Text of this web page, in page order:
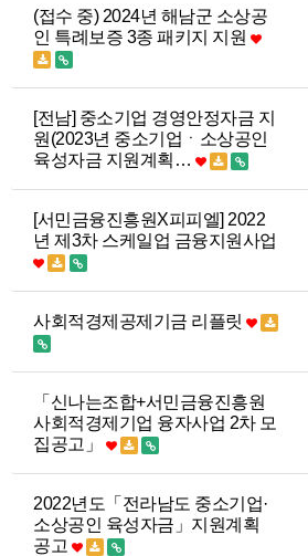
(접수 중) 2024년 해남군 소상공
인 특례보증 3종 패키지 지원
[전남] 중소기업 경영안정자금 지
원(2023년 중소기업ㆍ소상공인
육성자금 지원계획…
[서민금융진흥원X피피엘] 2022
년 제3차 스케일업 금융지원사업
사회적경제공제기금 리플릿
「신나는조합+서민금융진흥원
사회적경제기업 융자사업 2차 모
집공고」
2022년도「전라남도 중소기업·
소상공인 육성자금」지원계획
공고